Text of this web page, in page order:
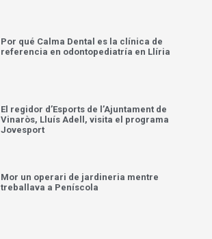
Por qué Calma Dental es la clínica de
referencia en odontopediatría en Llíria
El regidor d’Esports de l’Ajuntament de
Vinaròs, Lluís Adell, visita el programa
Jovesport
Mor un operari de jardineria mentre
treballava a Peníscola